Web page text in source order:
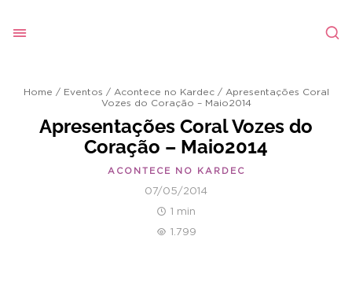
Home / Eventos / Acontece no Kardec/ Apresentações Coral
Vozes do Coração – Maio2014
Apresentações Coral Vozes do
Coração – Maio2014
ACONTECE NO KARDEC
07/05/2014
1 min
1.799